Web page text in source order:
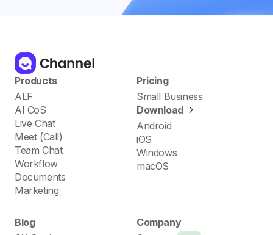
Products
ALF
AI CoS
Live Chat
Meet (Call)
Team Chat
Workflow
Documents
Marketing
Pricing
Small Business
Download
Android
iOS
Windows
macOS
Blog
Company